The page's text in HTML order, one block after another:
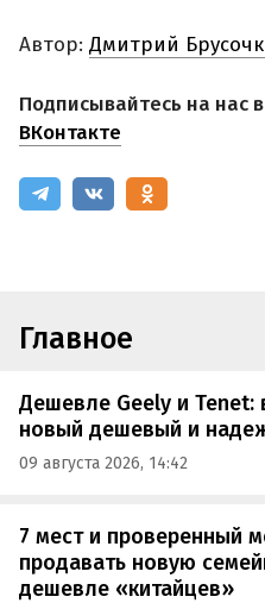
Автор: Дмитрий
Подписывайтесь на нас в
ВКонтакте
Главное
Дешевле Geely и Tenet:
новый дешевый и
09 августа 2026, 14:42
7 мест и проверенный
продавать новую
дешевле «китайцев»